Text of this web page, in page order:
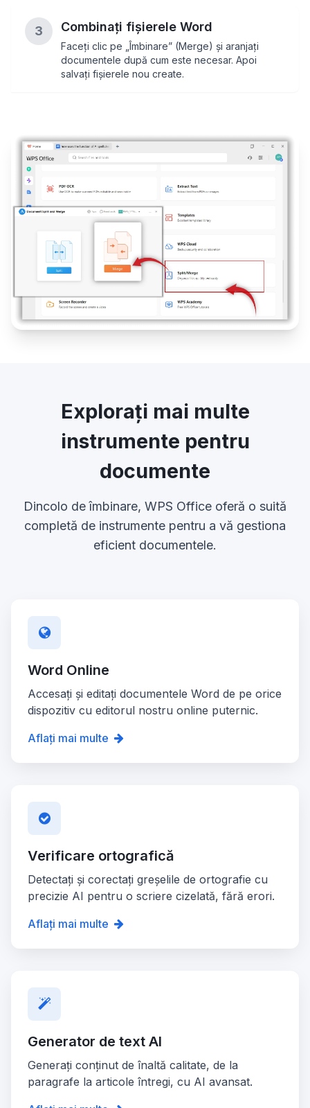
3 Combinați fișierele Word
Faceți clic pe „Îmbinare” (Merge) și aranjați
documentele după cum este necesar. Apoi
salvați fișierele nou create.
Explorați mai multe
instrumente pentru
documente
Dincolo de îmbinare, WPS Office oferă o suită
completă de instrumente pentru a vă gestiona
eficient documentele.
Word Online
Accesați și editați documentele Word de pe orice
dispozitiv cu editorul nostru online puternic.
Aflați mai multe
Verificare ortografică
Detectați și corectați greșelile de ortografie cu
precizie AI pentru o scriere cizelată, fără erori.
Aflați mai multe
Generator de text AI
Generați conținut de înaltă calitate, de la
paragrafe la articole întregi, cu AI avansat.